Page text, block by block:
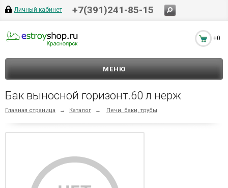
Личный кабинет +7(391)241-85-15
+0
МЕНЮ
Бак выносной горизонт.60 л нерж
Главная страница → Каталог → Печи, баки, трубы